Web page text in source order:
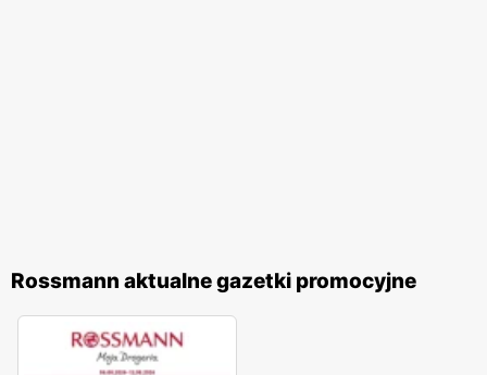
Rossmann aktualne gazetki promocyjne